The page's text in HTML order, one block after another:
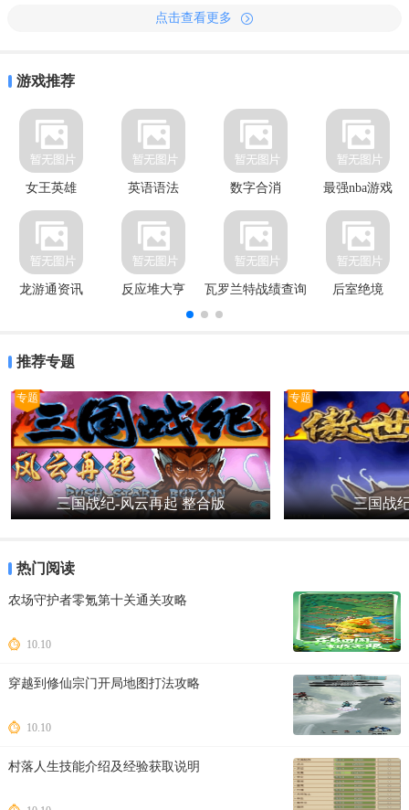
点击查看更多
游戏推荐
女王英雄 英语语法 数字合消 最强nba游戏
龙游通资讯 反应堆大亨 瓦罗兰特战绩查询 后室绝境
推荐专题
专题
三国战纪-风云再起 整合版
专题
三国战
热门阅读
农场守护者零氪第十关通关攻略
10.10
穿越到修仙宗门开局地图打法攻略
10.10
村落人生技能介绍及经验获取说明